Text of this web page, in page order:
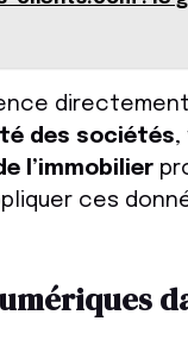
des sociétés,
l’immobilier
ces